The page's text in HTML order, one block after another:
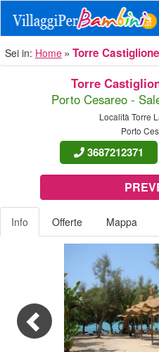
Sei in: Home Torre
Torre
Porto Cesareo -
Località Torre
Porto
3687212371
Info Offerte Mappa